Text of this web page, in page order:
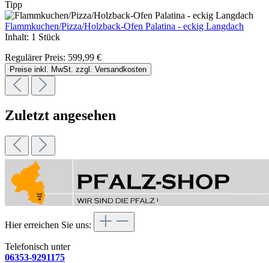
Tipp
Flammkuchen/Pizza/Holzback-Ofen Palatina - eckig Langdach
Inhalt: 1 Stück
Regulärer Preis: 599,99 €
Preise inkl. MwSt. zzgl. Versandkosten
Zuletzt angesehen
Hier erreichen Sie uns:
Telefonisch unter
06353-9291175